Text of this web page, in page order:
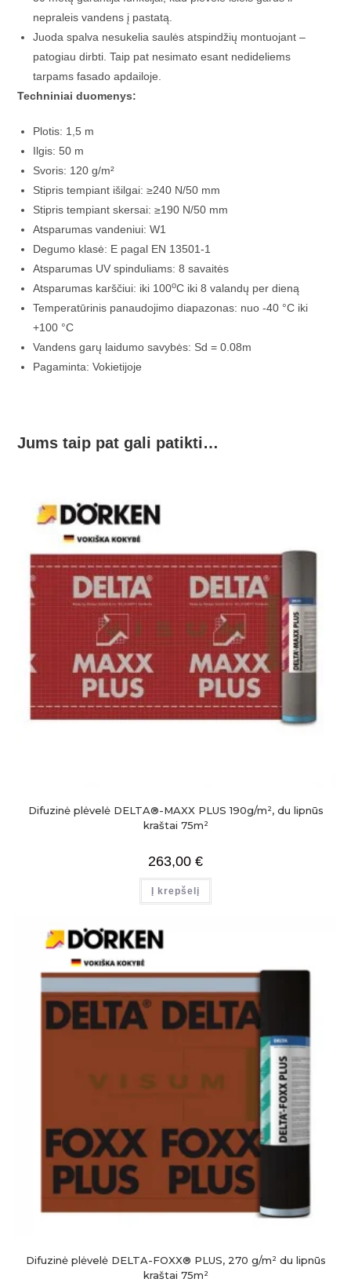
nepraleis vandens į pastatą.
Juoda spalva nesukelia saulės atspindžių montuojant –
patogiau dirbti. Taip pat nesimato esant nedideliems
tarpams fasado apdailoje.
Techniniai duomenys:
Plotis: 1,5 m
Ilgis: 50 m
Svoris: 120 g/m²
Stipris tempiant išilgai: ≥240 N/50 mm
Stipris tempiant skersai: ≥190 N/50 mm
Atsparumas vandeniui: W1
Degumo klasė: E pagal EN 13501-1
Atsparumas UV spinduliams: 8 savaitės
Atsparumas karščiui: iki 100oC iki 8 valandų per dieną
Temperatūrinis panaudojimo diapazonas: nuo -40 °C iki
+100 °C
Vandens garų laidumo savybės: Sd = 0.08m
Pagaminta: Vokietijoje
Jums taip pat gali patikti…
Difuzinė plėvelė DELTA®-MAXX PLUS 190g/m², du lipnūs
kraštai 75m²
263,00 €
Į krepšelį
Difuzinė plėvelė DELTA-FOXX® PLUS, 270 g/m² du lipnūs
kraštai 75m²